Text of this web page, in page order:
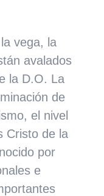
vega, la
avalados
la D.O. La
de
el nivel
Cristo de la
por
e